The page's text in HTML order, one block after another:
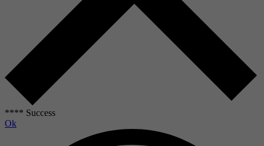
**** Success
Ok